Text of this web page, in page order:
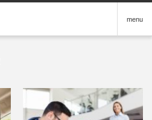
menu